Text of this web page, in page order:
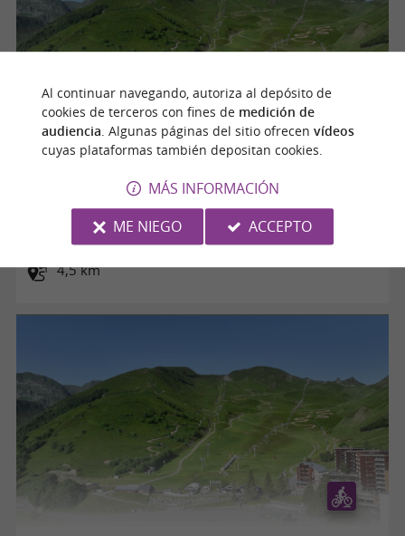
Gouaux-de-Larboust
4,5 km
Al continuar navegando, autoriza al depósito de
cookies de terceros con fines de medición de
audiencia. Algunas páginas del sitio ofrecen vídeos
cuyas plataformas también depositan cookies.
MÁS INFORMACIÓN
ME NIEGO
ACCEPTO